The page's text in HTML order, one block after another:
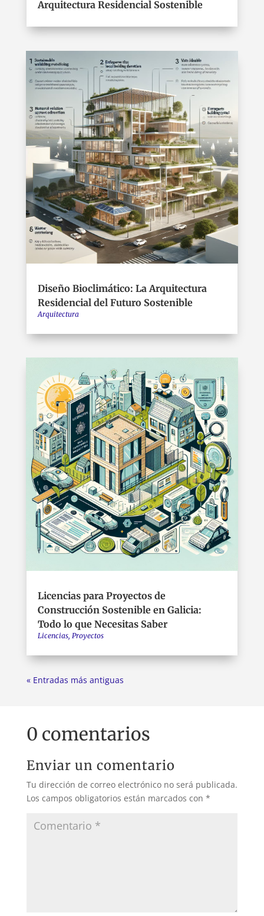
Arquitectura Residencial Sostenible
Diseño Bioclimático: La Arquitectura
Residencial del Futuro Sostenible
Arquitectura
Licencias para Proyectos de
Construcción Sostenible en Galicia:
Todo lo que Necesitas Saber
Licencias, Proyectos
« Entradas más antiguas
0 comentarios
Enviar un comentario
Tu dirección de correo electrónico no será publicada.
Los campos obligatorios están marcados con *